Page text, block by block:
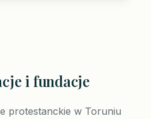
i fundacje
protestanckie w Toruniu